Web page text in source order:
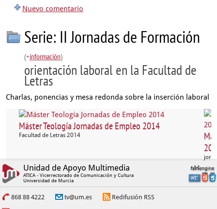
Nuevo comentario
Serie: II Jornadas de Formación
(+información)
orientación laboral en la Facultad de
Letras
Charlas, ponencias y mesa redonda sobre la inserción laboral
Máster Teología Jornadas de Empleo 2014
Facultad de Letras 2014
Unidad de Apoyo Multimedia
ATICA - Vicerrectorado de Comunicación y Cultura
Universidad de Murcia
868 88 4222 tv@um.es
Redifusión RSS